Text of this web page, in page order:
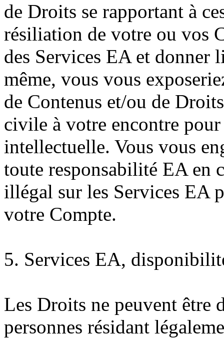
de Droits se rapportant à
résiliation de votre ou vos
des Services EA et donner
même, vous vous
de Contenus et/ou de
civile à votre encontre
intellectuelle. Vous vous
toute responsabilité EA en
illégal sur les Services EA
votre Compte.
5. Services EA,
Les Droits ne peuvent être
personnes résidant